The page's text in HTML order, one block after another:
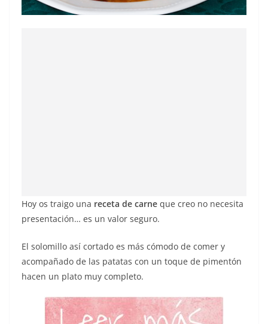
Hoy os traigo una receta de carne que creo no necesita
presentación… es un valor seguro.
El solomillo así cortado es más cómodo de comer y
acompañado de las patatas con un toque de pimentón
hacen un plato muy completo.